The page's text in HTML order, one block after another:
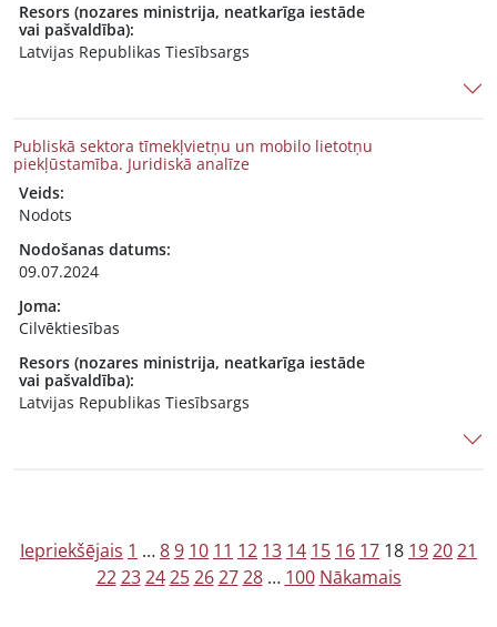
Resors (nozares ministrija, neatkarīga iestāde
vai pašvaldība):
Latvijas Republikas Tiesībsargs
Publiskā sektora tīmekļvietņu un mobilo lietotņu
piekļūstamība. Juridiskā analīze
Veids:
Nodots
Nodošanas datums:
09.07.2024
Joma:
Cilvēktiesības
Resors (nozares ministrija, neatkarīga iestāde
vai pašvaldība):
Latvijas Republikas Tiesībsargs
Z
Iepriekšējais 1 …89 10 11 12 13 14 15 16 17 18 192021
22 23 24 25 26 27 28 … 100 Nākamais